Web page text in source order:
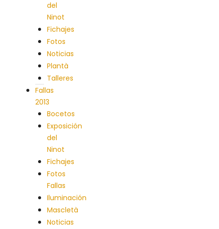
del
Ninot
Fichajes
Fotos
Noticias
Plantà
Talleres
Fallas
2013
Bocetos
Exposición
del
Ninot
Fichajes
Fotos
Fallas
Iluminación
Mascletà
Noticias